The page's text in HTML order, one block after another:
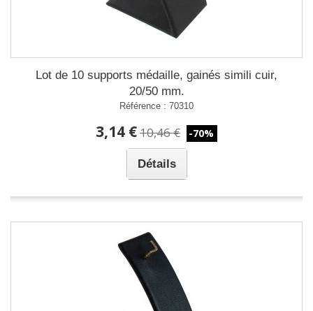
Lot de 10 supports médaille, gainés simili cuir,
20/50 mm.
Référence : 70310
3,14 €10,46 € -70%
Détails